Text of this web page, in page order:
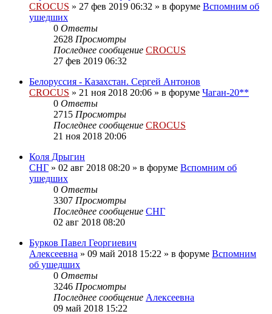
CROCUS » 27 фев 2019 06:32 » в форуме Вспомним об
ушедших
0 Ответы
2628 Просмотры
Последнее сообщение CROCUS
27 фев 2019 06:32
Белоруссия - Казахстан. Сергей Антонов
CROCUS » 21 ноя 2018 20:06 » в форуме Чаган-20**
0 Ответы
2715 Просмотры
Последнее сообщение CROCUS
21 ноя 2018 20:06
Коля Дрыгин
СНГ » 02 авг 2018 08:20 » в форуме Вспомним об
ушедших
0 Ответы
3307 Просмотры
Последнее сообщение СНГ
02 авг 2018 08:20
Бурков Павел Георгиевич
Алексеевна » 09 май 2018 15:22 » в форуме Вспомним
об ушедших
0 Ответы
3246 Просмотры
Последнее сообщение Алексеевна
09 май 2018 15:22